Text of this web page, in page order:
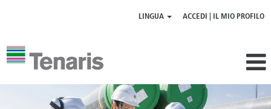
LINGUA ACCEDI | IL MIO PROFILO